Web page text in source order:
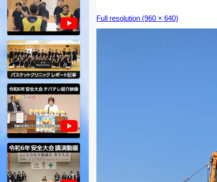
Full resolution (960 × 640)